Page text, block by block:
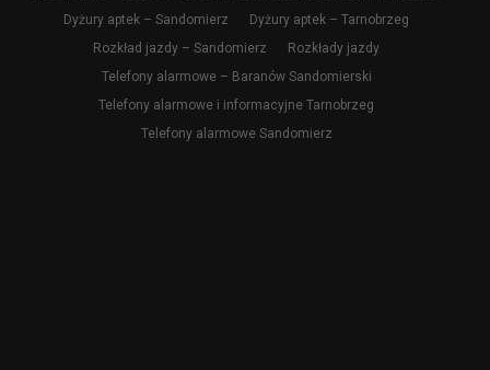
Dyżury aptek – Sandomierz
Dyżury aptek – Tarnobrzeg
Rozkład jazdy – Sandomierz
Rozkłady jazdy
Telefony alarmowe – Baranów Sandomierski
Telefony alarmowe i informacyjne Tarnobrzeg
Telefony alarmowe Sandomierz